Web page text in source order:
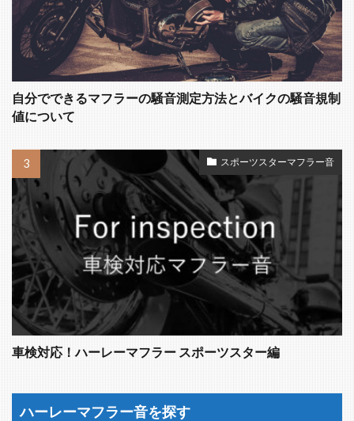
自分でできるマフラーの騒音測定方法とバイクの騒音規制
値について
スポーツスターマフラー音
車検対応！ハーレーマフラー スポーツスター編
ハーレーマフラー音を探す